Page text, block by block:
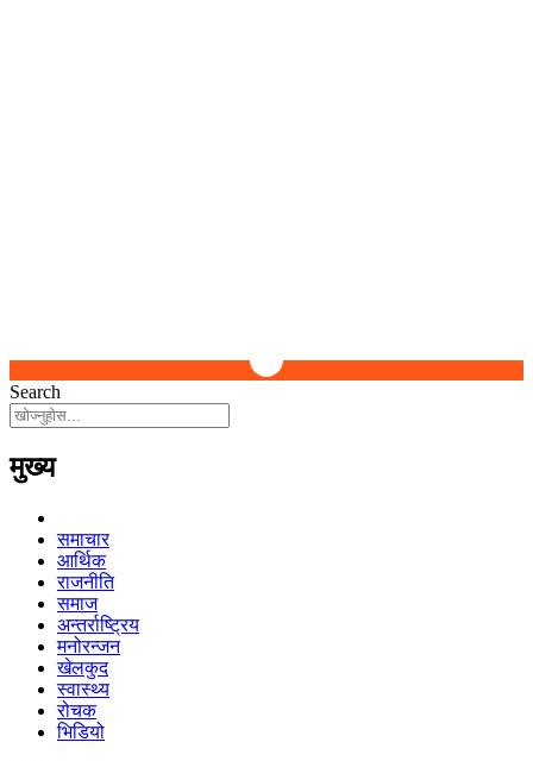
Search
मुख्य
समाचार
आर्थिक
राजनीति
समाज
अन्तर्राष्ट्रिय
मनोरन्जन
खेलकुद
स्वास्थ्य
रोचक
भिडियो